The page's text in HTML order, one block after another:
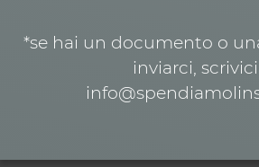
*se hai un documento o
inviarci,